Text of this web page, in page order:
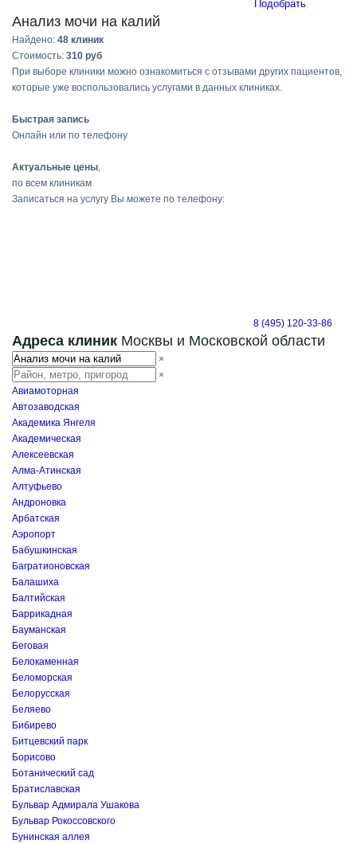
Подобрать
Анализ мочи на калий
Найдено: 48 клиник
Стоимость: 310 руб
При выборе клиники можно ознакомиться с отзывами других пациентов,
которые уже воспользовались услугами в данных клиниках.
Быстрая запись
Онлайн или по телефону
Актуальные цены,
по всем клиникам
Записаться на услугу Вы можете по телефону:
8 (495) 120-33-86
Адреса клиник Москвы и Московской области
×
×
Авиамоторная
Автозаводская
Академика Янгеля
Академическая
Алексеевская
Алма-Атинская
Алтуфьево
Андроновка
Арбатская
Аэропорт
Бабушкинская
Багратионовская
Балашиха
Балтийская
Баррикадная
Бауманская
Беговая
Белокаменная
Беломорская
Белорусская
Беляево
Бибирево
Битцевский парк
Борисово
Ботанический сад
Братиславская
Бульвар Адмирала Ушакова
Бульвар Рокоссовского
Бунинская аллея